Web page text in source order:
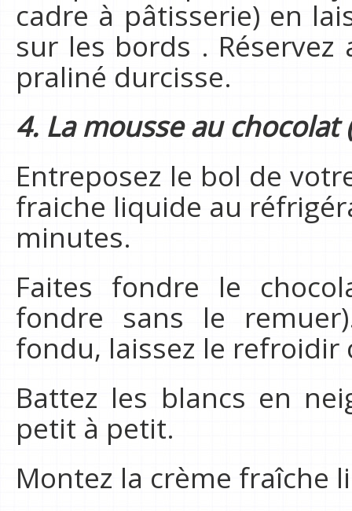
cadre à pâtisserie) en
sur les bords .
praliné durcisse.
4. La mousse au
Entreposez le bol de
fraiche liquide au
minutes.
Faites fondre le
fondre sans le
fondu, laissez le
Battez les blancs en
petit à petit.
Montez la crème fraîche